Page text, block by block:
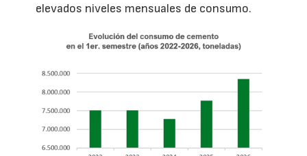
elevados niveles mensuales de consumo.